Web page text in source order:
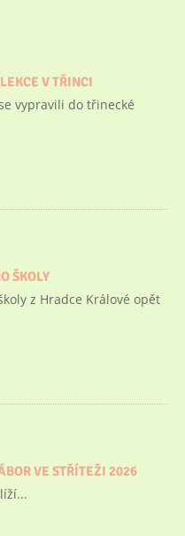
V TŘINCI
vypravili do třinecké
ŠKOLY
z Hradce Králové opět
VE STŘÍTEŽI 2026